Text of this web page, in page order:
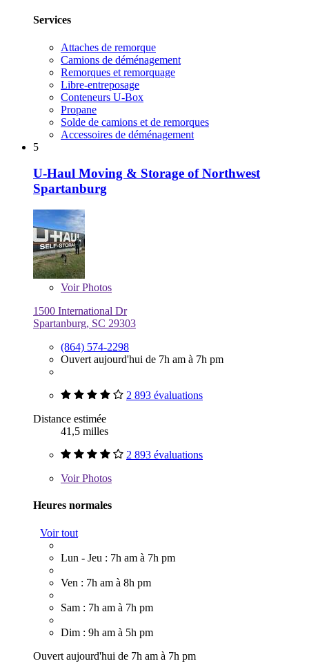
Services
Attaches de remorque
Camions de déménagement
Remorques et remorquage
Libre-entreposage
Conteneurs U-Box
Propane
Solde de camions et de remorques
Accessoires de déménagement
5
U-Haul Moving & Storage of Northwest
Spartanburg
VoirPhotos
1500 International Dr
Spartanburg, SC 29303
(864) 574-2298
Ouvert aujourd'hui de 7h am à 7h pm
2 893 évaluations
Distance estimée
41,5 milles
2 893 évaluations
VoirPhotos
Heures normales
Voir tout
Lun - Jeu : 7h am à 7h pm
Ven : 7h am à 8h pm
Sam : 7h am à 7h pm
Dim : 9h am à 5h pm
Ouvert aujourd'hui de 7h am à 7h pm